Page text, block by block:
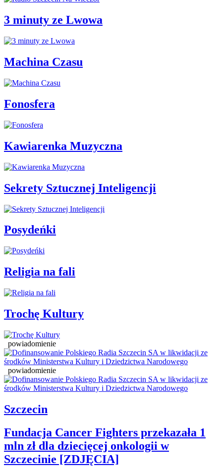
3 minuty ze Lwowa
Machina Czasu
Fonosfera
Kawiarenka Muzyczna
Sekrety Sztucznej Inteligencji
Posydeńki
Religia na fali
Trochę Kultury
powiadomienie
powiadomienie
Szczecin
Fundacja Cancer Fighters przekazała 1
mln zł dla dziecięcej onkologii w
Szczecinie [ZDJĘCIA]